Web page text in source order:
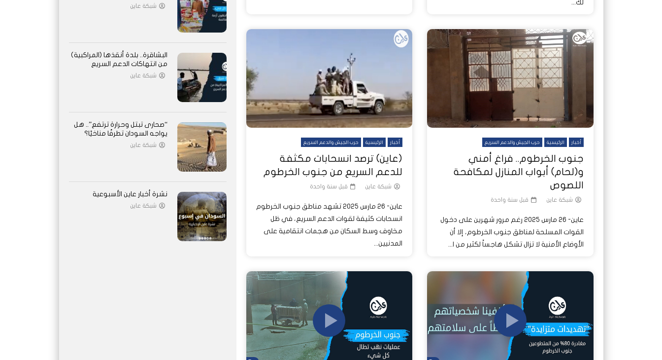
لك...
أخبار الرئيسية حرب الجيش والدعم السريع
جنوب الخرطوم.. فراغ أمني
و(لحام) أبواب المنازل لمكافحة
اللصوص
شبكة عاين قبل سنة واحدة
عاين- 26 مارس 2025 رغم مرور شهرين على دخول
القوات المسلحة لمناطق جنوب الخرطوم، إلا أن
الأوضاع الأمنية لا تزال تشكل هاجساً لكثير من ا...
أخبار الرئيسية حرب الجيش والدعم السريع
(عاين) ترصد انسحابات مكثفة
للدعم السريع من جنوب الخرطوم
شبكة عاين قبل سنة واحدة
عاين- 26 مارس 2025 تشهد مناطق جنوب الخرطوم
انسحابات كثيفة لقوات الدعم السريع، في ظل
مخاوف وسط السكان من هجمات انتقامية على
المدنيين...
شبكة عاين
البشاقرة.. بلدة أنقذها (المراكبية)
من انتهاكات الدعم السريع
شبكة عاين
“صحارى تبتل وحرارة ترتفع”.. هل
يواجه السودان تطرفًا مناخيًا؟
شبكة عاين
نشرة أخبار عاين الأسبوعية
شبكة عاين